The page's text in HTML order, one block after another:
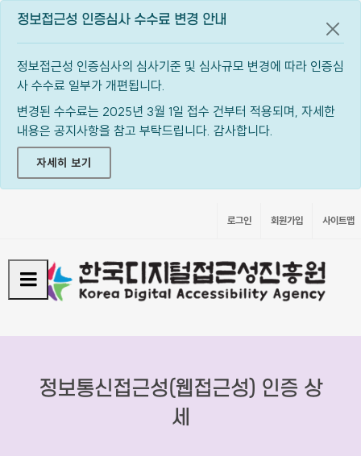
정보접근성 인증심사 수수료 변경 안내
정보접근성 인증심사의 심사기준 및 심사규모 변경에 따라 인증심
사 수수료 일부가 개편됩니다.
변경된 수수료는 2025년 3월 1일 접수 건부터 적용되며, 자세한
내용은 공지사항을 참고 부탁드립니다. 감사합니다.
자세히 보기
공지
로그인 회원가입 사이트맵
정보통신접근성(웹접근성) 인증 상
세